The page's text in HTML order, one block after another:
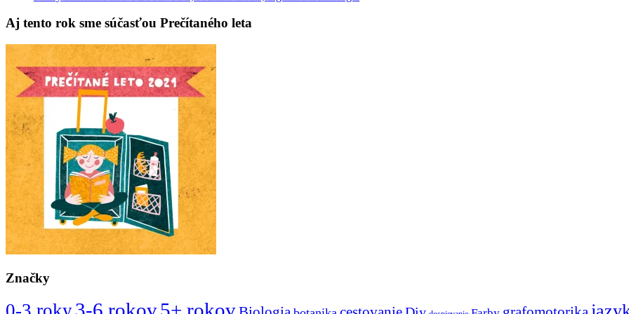
Aj tento rok sme súčasťou Prečítaného leta
Značky